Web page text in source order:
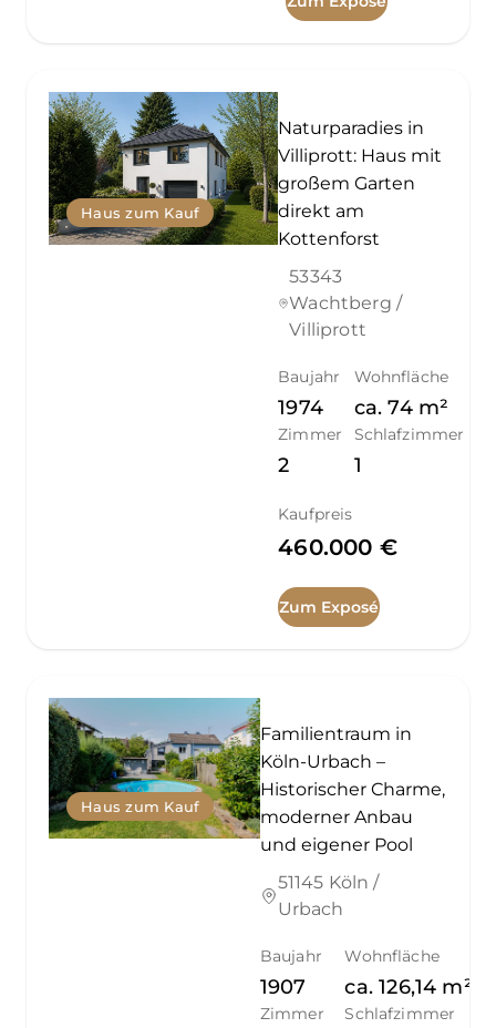
Haus zum Kauf
Naturparadies in
Villiprott: Haus mit
großem Garten
direkt am
Kottenforst
53343
Wachtberg /
Villiprott
Baujahr
1974
Wohnfläche
ca. 74 m²
Zimmer
2
Schlafzimmer
1
Kaufpreis
460.000 €
Zum Exposé
Haus zum Kauf
Familientraum in
Köln-Urbach –
Historischer Charme,
moderner Anbau
und eigener Pool
51145 Köln /
Urbach
Baujahr
1907
Wohnfläche
ca. 126,14 m²
Zimmer Schlafzimmer